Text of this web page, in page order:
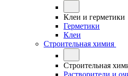
Клеи и герметики
Герметики
Клеи
Строительная химия
Строительная
Растворители и